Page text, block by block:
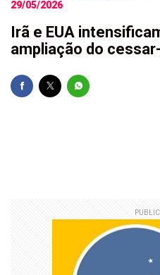
29/05/2026
Irã e EUA
ampliação do